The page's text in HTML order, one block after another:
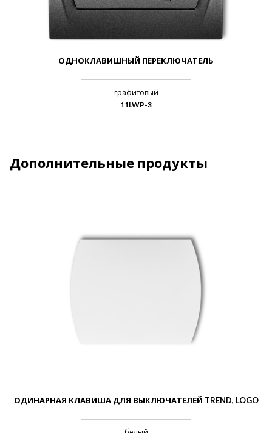
ОДНОКЛАВИШНЫЙ ПЕРЕКЛЮЧАТЕЛЬ
графитовый
11LWP-3
Дополнительные продукты
ОДИНАРНАЯ КЛАВИША ДЛЯ ВЫКЛЮЧАТЕЛЕЙ TREND, LOGO